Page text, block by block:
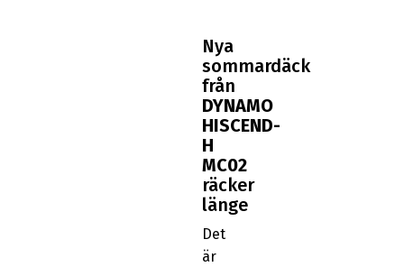
Nya
sommardäck
från
DYNAMO
HISCEND-
H
MC02
räcker
länge
Det
är